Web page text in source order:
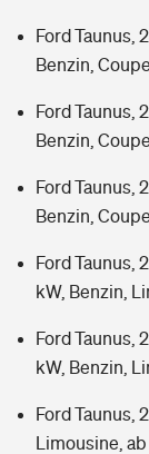
Ford Taunus,
Benzin,
Ford Taunus,
Benzin,
Ford Taunus,
Benzin,
Ford Taunus,
kW, Benzin,
Ford Taunus,
kW, Benzin,
Ford Taunus,
Limousine, ab